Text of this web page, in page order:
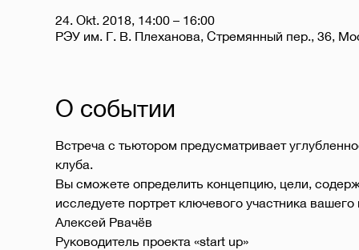
24. Okt. 2018, 14:00 – 16:00
РЭУ им. Г. В. Плеханова, Стремянный пер., 36,
О событии
Встреча с тьютором предусматривает
клуба.
Вы сможете определить концепцию, цели,
исследуете портрет ключевого участника
Алексей Рвачёв
Руководитель проекта «start up»